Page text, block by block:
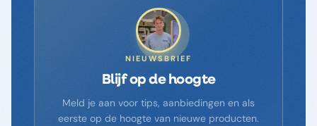
NIEUWSBRIEF
Blijf op de hoogte
Meld je aan voor tips, aanbiedingen en als
eerste op de hoogte van nieuwe producten.